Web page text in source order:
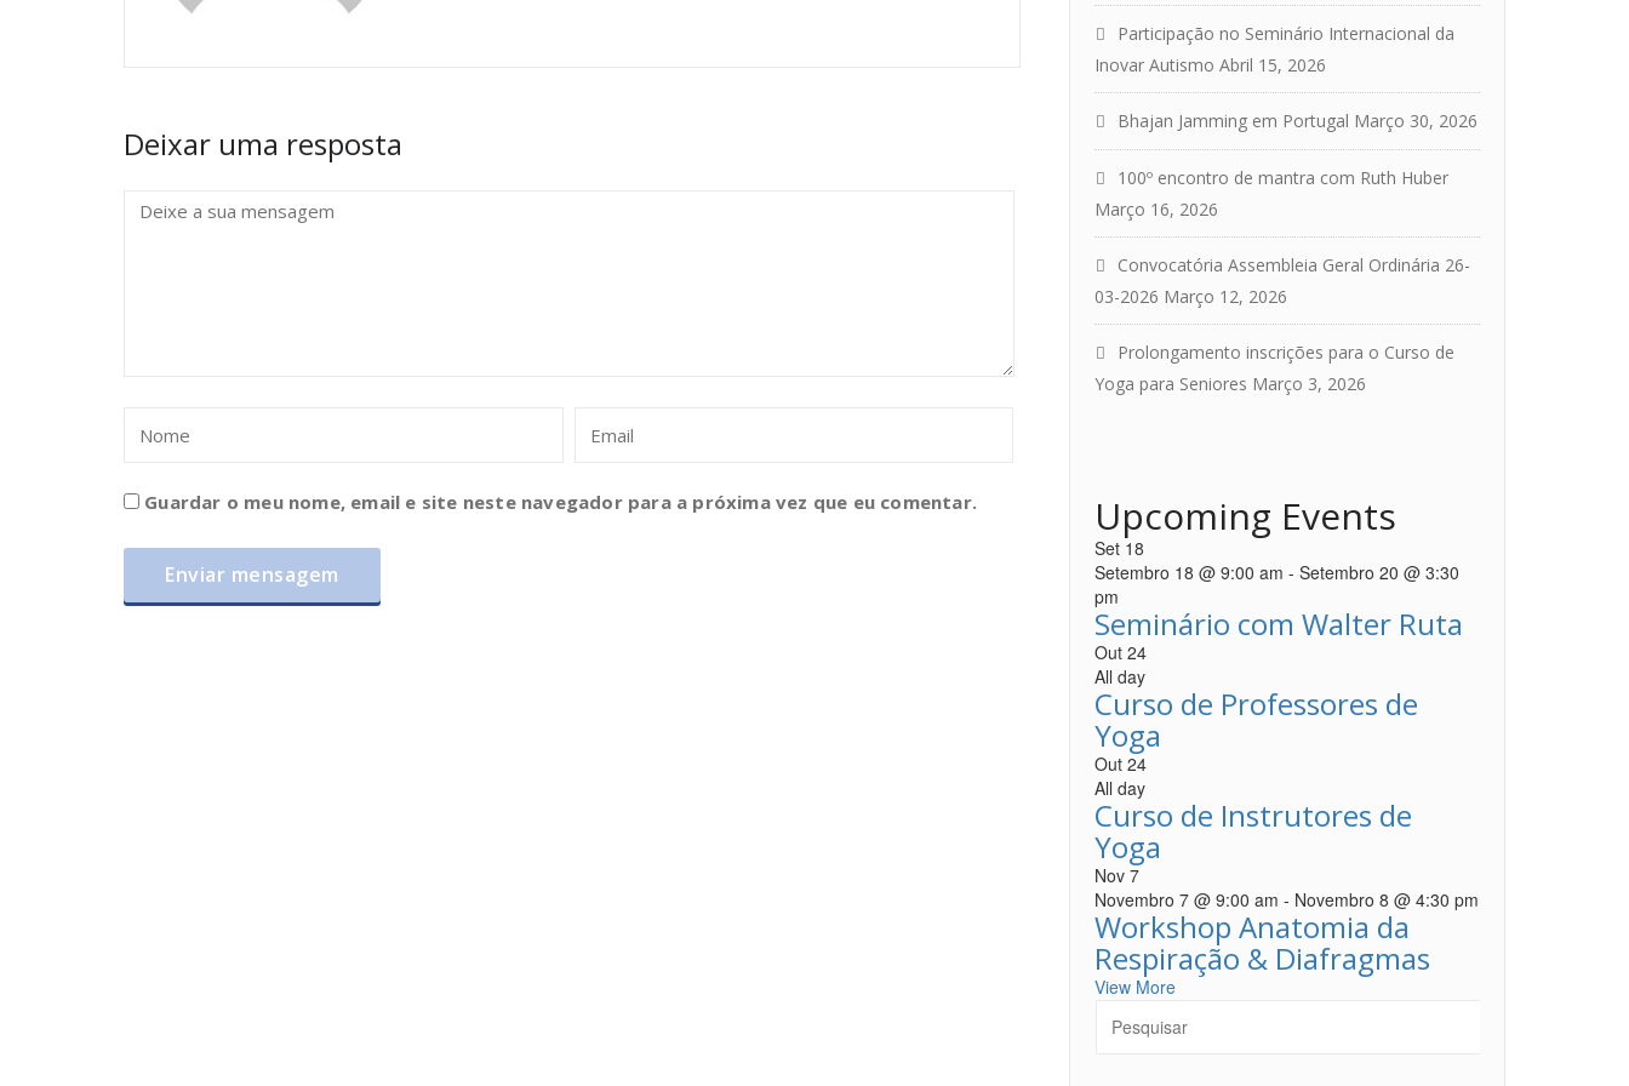
Deixar uma resposta
Guardar o meu nome, email e site neste navegador para a próxima vez que eu comentar.
Participação no Seminário Internacional da
Inovar Autismo Abril 15, 2026
Bhajan Jamming em Portugal Março 30, 2026
100º encontro de mantra com Ruth Huber
Março 16, 2026
Convocatória Assembleia Geral Ordinária 26-
03-2026 Março 12, 2026
Prolongamento inscrições para o Curso de
Yoga para Seniores Março 3, 2026
Upcoming Events
Set 18
Setembro 18 @ 9:00 am - Setembro 20 @ 3:30
pm
Seminário com Walter Ruta
Out 24
All day
Curso de Professores de
Yoga
Out 24
All day
Curso de Instrutores de
Yoga
Nov 7
Novembro 7 @ 9:00 am - Novembro 8 @ 4:30 pm
Workshop Anatomia da
Respiração & Diafragmas
View More